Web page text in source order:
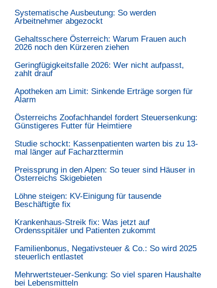
Systematische Ausbeutung: So werden
Arbeitnehmer abgezockt
Gehaltsschere Österreich: Warum Frauen auch
2026 noch den Kürzeren ziehen
Geringfügigkeitsfalle 2026: Wer nicht aufpasst,
zahlt drauf
Apotheken am Limit: Sinkende Erträge sorgen für
Alarm
Österreichs Zoofachhandel fordert Steuersenkung:
Günstigeres Futter für Heimtiere
Studie schockt: Kassenpatienten warten bis zu 13-
mal länger auf Facharzttermin
Preissprung in den Alpen: So teuer sind Häuser in
Österreichs Skigebieten
Löhne steigen: KV-Einigung für tausende
Beschäftigte fix
Krankenhaus-Streik fix: Was jetzt auf
Ordensspitäler und Patienten zukommt
Familienbonus, Negativsteuer & Co.: So wird 2025
steuerlich entlastet
Mehrwertsteuer-Senkung: So viel sparen Haushalte
bei Lebensmitteln